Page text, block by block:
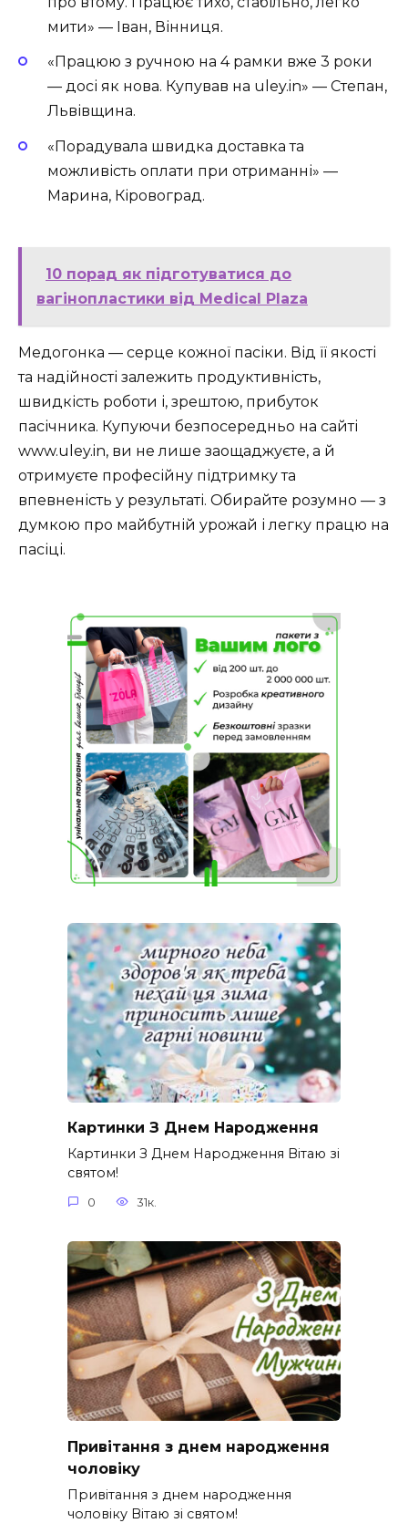
мити» — Іван, Вінниця.
«Працюю з ручною на 4 рамки вже 3 роки
— досі як нова. Купував на uley.in» — Степан,
Львівщина.
«Порадувала швидка доставка та
можливість оплати при отриманні» —
Марина, Кіровоград.
10 порад як підготуватися до
вагінопластики від Medical Plaza
Медогонка — серце кожної пасіки. Від її якості
та надійності залежить продуктивність,
швидкість роботи і, зрештою, прибуток
пасічника. Купуючи безпосередньо на сайті
www.uley.in, ви не лише заощаджуєте, а й
отримуєте професійну підтримку та
впевненість у результаті. Обирайте розумно — з
думкою про майбутній урожай і легку працю на
пасіці.
Картинки З Днем Народження
Картинки З Днем Народження Вітаю зі
святом!
0 31к.
Привітання з днем народження
чоловіку
Привітання з днем народження
чоловіку Вітаю зі святом!